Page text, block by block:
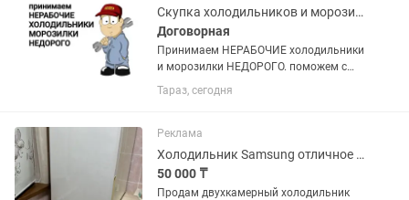
Скупка холодильников и морозилок
Договорная
Принимаем НЕРАБОЧИЕ холодильники
и морозилки НЕДОРОГО. поможем с
утилизацией и выноса с этажей старой
техники.
Тараз, сегодня
Реклама
Холодильник Samsung отличное состояние
50 000 ₸
Продам двухкамерный холодильник